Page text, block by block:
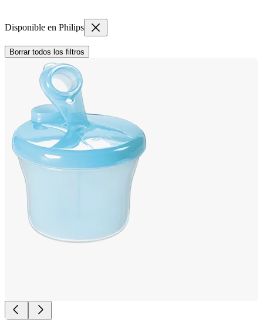
Disponible en Philips
Borrar todos los filtros